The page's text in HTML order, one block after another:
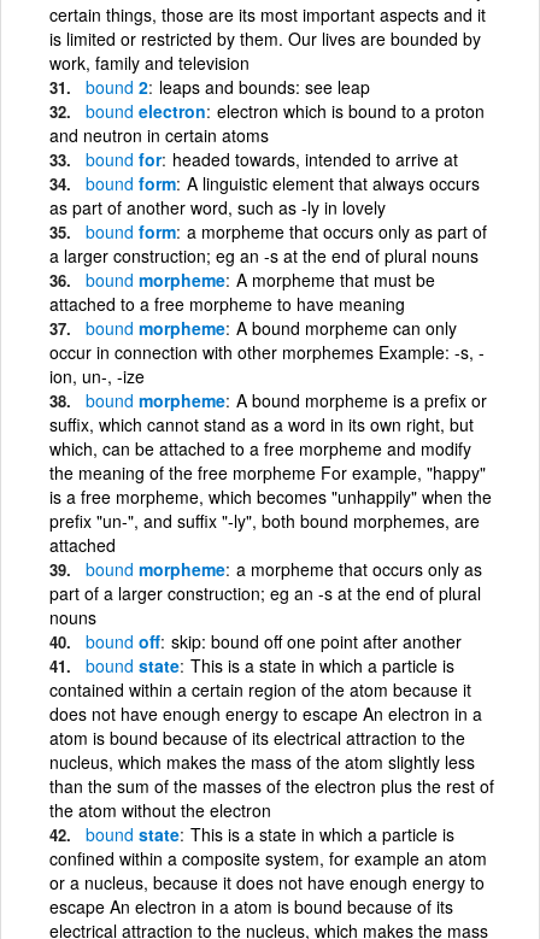
certain things, those are its most important aspects and it
is limited or restricted by them. Our lives are bounded by
work, family and television
bound 2 leaps and bounds: see leap
bound electron electron which is bound to a proton
and neutron in certain atoms
bound for headed towards, intended to arrive at
bound form A linguistic element that always occurs
as part of another word, such as -ly in lovely
bound form a morpheme that occurs only as part of
a larger construction; eg an -s at the end of plural nouns
bound morpheme A morpheme that must be
attached to a free morpheme to have meaning
bound morpheme A bound morpheme can only
occur in connection with other morphemes Example: -s, -
ion, un-, -ize
bound morpheme A bound morpheme is a prefix or
suffix, which cannot stand as a word in its own right, but
which, can be attached to a free morpheme and modify
the meaning of the free morpheme For example, "happy"
is a free morpheme, which becomes "unhappily" when the
prefix "un-", and suffix "-ly", both bound morphemes, are
attached
bound morpheme a morpheme that occurs only as
part of a larger construction; eg an -s at the end of plural
nouns
bound off skip: bound off one point after another
bound state This is a state in which a particle is
contained within a certain region of the atom because it
does not have enough energy to escape An electron in a
atom is bound because of its electrical attraction to the
nucleus, which makes the mass of the atom slightly less
than the sum of the masses of the electron plus the rest of
the atom without the electron
bound state This is a state in which a particle is
confined within a composite system, for example an atom
or a nucleus, because it does not have enough energy to
escape An electron in a atom is bound because of its
electrical attraction to the nucleus, which makes the mass